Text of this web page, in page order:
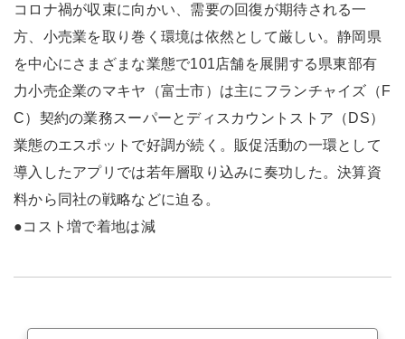
コロナ禍が収束に向かい、需要の回復が期待される一
方、小売業を取り巻く環境は依然として厳しい。静岡県
を中心にさまざまな業態で101店舗を展開する県東部有
力小売企業のマキヤ（富士市）は主にフランチャイズ（F
C）契約の業務スーパーとディスカウントストア（DS）
業態のエスポットで好調が続く。販促活動の一環として
導入したアプリでは若年層取り込みに奏功した。決算資
料から同社の戦略などに迫る。
●コスト増で着地は減